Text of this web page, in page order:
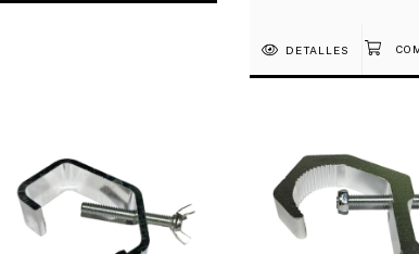
DETALLES